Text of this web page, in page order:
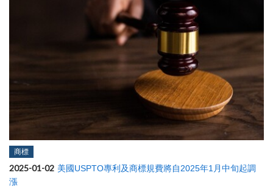
商標
2025-01-02 美國USPTO專利及商標規費將自2025年1月中旬起調
漲